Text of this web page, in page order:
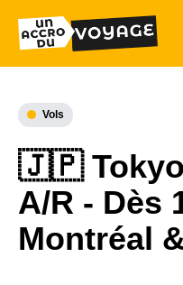
Vols
🇯🇵 Tokyo
A/R - Dès
Montréal